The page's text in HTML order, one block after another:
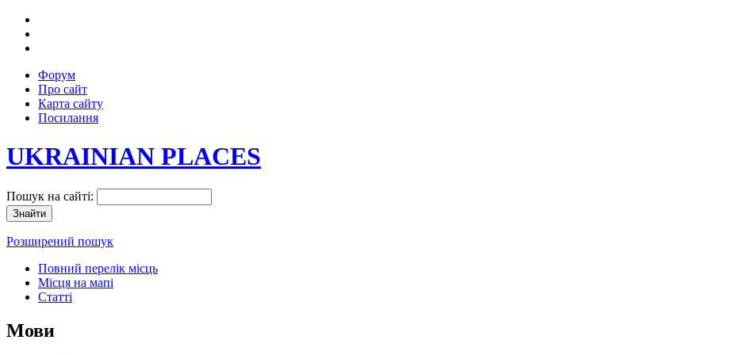
Форум
Про сайт
Карта сайту
Посилання
UKRAINIAN PLACES
Пошук на сайті:
Розширений пошук
Повний перелік місць
Місця на мапі
Статті
Мови